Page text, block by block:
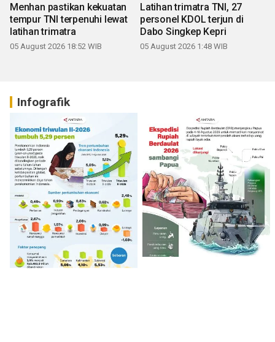
Menhan pastikan kekuatan
tempur TNI terpenuhi lewat
latihan trimatra
05 August 2026 18:52 WIB
Latihan trimatra TNI, 27
personel KDOL terjun di
Dabo Singkep Kepri
05 August 2026 1:48 WIB
Infografik